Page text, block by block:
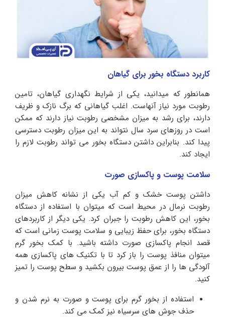
کاربرد دستگاه بخور برای گیاهان
همانطور که میدانید، یکی از شرایط نگهداری گیاهان، تامین
رطوبت مورد نیاز آنهاست. اغلب گیاهانی که برگ نازک و ظریف
دارند، برای رشد به میزان مشخصی رطوبت نیاز دارند که ممکن
است در روزهای سرد سال نتواند به این میزان رطوبت دسترسی
پیدا کند. بنابراین داشتن دستگاه بخور می تواند رطوبت لازم را
ایجاد کند.
سلامت پوست و پاکسازی صورت
داشتن پوست خشک و کم آب یکی از نشانه کاهش میزان
رطوبت نرمال در محیط است که میتوان با استفاده از دستگاه
بخور، این کاهش رطوبت را جبران کرد. یکی دیگر از کاربردهای
دستگاه بخور، برای حفظ زیبایی و سلامت پوست زمانی است که
قصد انجام پاکسازی صورت داشته باشید. با کمک بخور گرم
میتوان منافذ پوست را باز کرد تا با تکنیک های پاکسازی همه
آلودگی ها را از عمق پوست بیرون بکشید و سطح پوست را تمیز
کنید.
استفاده از بخور گرم برای پوست و صورت به نرم شدن و
حذف جوش های سرسیاه نیز کمک می کند.